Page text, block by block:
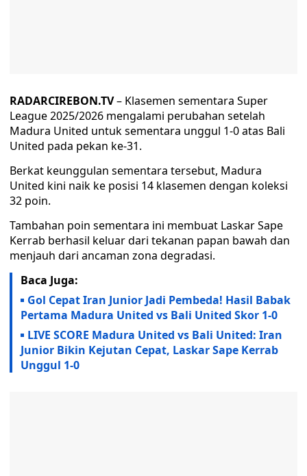
RADARCIREBON.TV– Klasemen sementara Super
League 2025/2026 mengalami perubahan setelah
Madura United untuk sementara unggul 1-0 atas Bali
United pada pekan ke-31.
Berkat keunggulan sementara tersebut, Madura
United kini naik ke posisi 14 klasemen dengan koleksi
32 poin.
Tambahan poin sementara ini membuat Laskar Sape
Kerrab berhasil keluar dari tekanan papan bawah dan
menjauh dari ancaman zona degradasi.
Baca Juga:
Gol Cepat Iran Junior Jadi Pembeda! Hasil Babak
Pertama Madura United vs Bali United Skor 1-0
LIVE SCORE Madura United vs Bali United: Iran
Junior Bikin Kejutan Cepat, Laskar Sape Kerrab
Unggul 1-0